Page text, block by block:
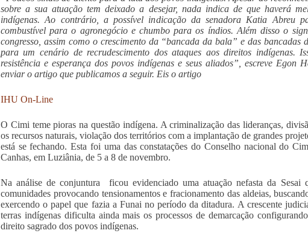
sobre a sua atuação tem deixado a desejar, nada indica de que haverá
indígenas. Ao contrário, a possível indicação da senadora Katia Abreu
combustível para o agronegócio e chumbo para os índios. Além disso o
congresso, assim como o crescimento da “bancada da bala” e das bancadas
para um cenário de recrudescimento dos ataques aos direitos indígenas.
resistência e esperança dos povos indígenas e seus aliados”, escreve
enviar o artigo que publicamos a seguir. Eis o artigo
IHU On-Line
O Cimi teme pioras na questão indígena. A criminalização das lideranças,
os recursos naturais, violação dos territórios com a implantação de grandes
está se fechando. Esta foi uma das constatações do Conselho nacional do
Canhas, em Luziânia, de 5 a 8 de novembro.
Na análise de conjuntura ficou evidenciado uma atuação nefasta da Sesai
comunidades provocando tensionamentos e fracionamento das aldeias,
exercendo o papel que fazia a Funai no período da ditadura. A crescente
terras indígenas dificulta ainda mais os processos de demarcação
direito sagrado dos povos indígenas.